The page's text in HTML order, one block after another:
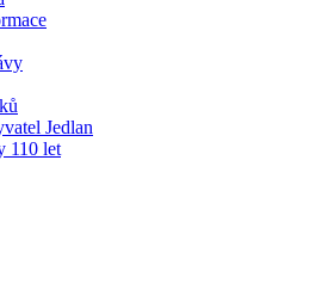
Jedlan
110 let